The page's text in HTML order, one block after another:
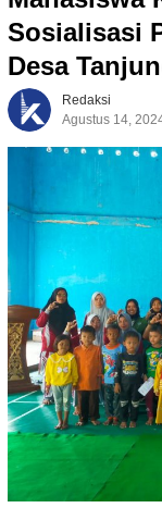
Sosialisasi
Desa
Redaksi
Agustus 14,